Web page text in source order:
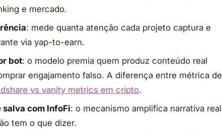
e mercado.
: mede quanta atenção cada projeto captura e
via yap-to-earn.
bot: o modelo premia quem produz conteúdo real
engajamento falso. A diferença entre métrica de
vs vanity metrics em cripto.
salva com InfoFi: o mecanismo amplifica narrativa real
tem o que dizer.